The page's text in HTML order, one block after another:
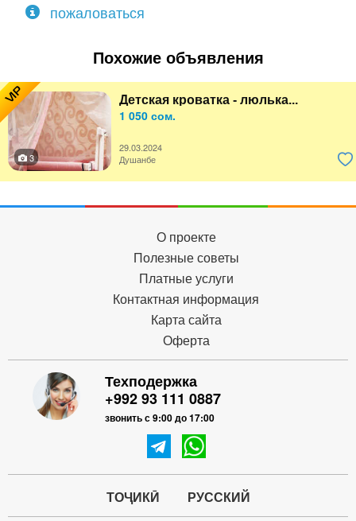
пожаловаться
Похожие объявления
VIP Детская кроватка - люлька...
1 050 сом.
29.03.2024
3
Душанбе
О проекте
Полезные советы
Платные услуги
Контактная информация
Карта сайта
Оферта
Техподержка
+992 93 111 0887
звонить с 9:00 до 17:00
ТОҶИКӢ РУССКИЙ